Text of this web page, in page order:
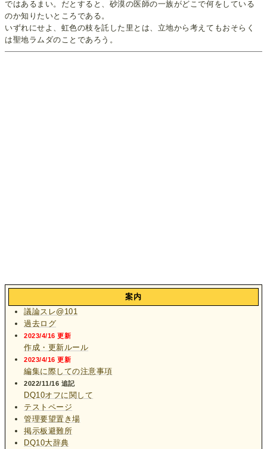
ではあるまい。だとすると、砂漠の医師の一族がどこで何をしている
のか知りたいところである。
いずれにせよ、虹色の枝を託した里とは、立地から考えてもおそらく
は聖地ラムダのことであろう。
案内
議論スレ@101
過去ログ
2023/4/16 更新
作成・更新ルール
2023/4/16 更新
編集に際しての注意事項
2022/11/16 追記
DQ10オフに関して
テストページ
管理要望置き場
掲示板避難所
DQ10大辞典